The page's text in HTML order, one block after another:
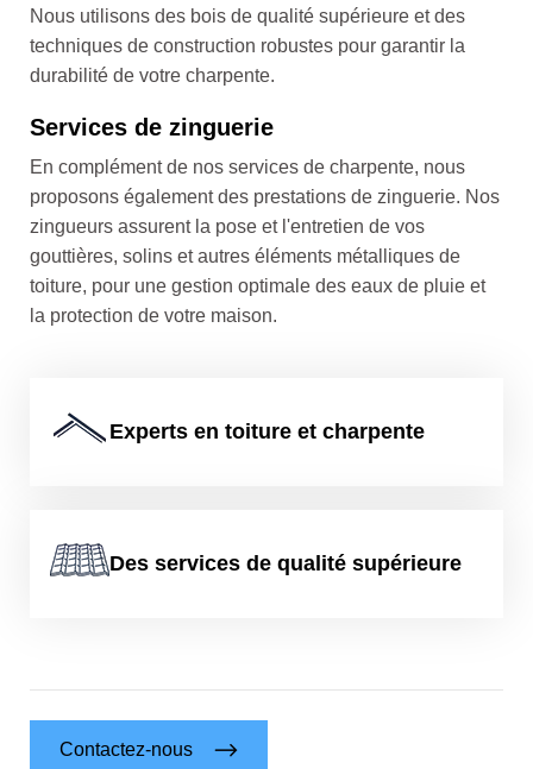
Nous utilisons des bois de qualité supérieure et des
techniques de construction robustes pour garantir la
durabilité de votre charpente.
Services de zinguerie
En complément de nos services de charpente, nous
proposons également des prestations de zinguerie. Nos
zingueurs assurent la pose et l'entretien de vos
gouttières, solins et autres éléments métalliques de
toiture, pour une gestion optimale des eaux de pluie et
la protection de votre maison.
Experts en toiture et charpente
Des services de qualité supérieure
Contactez-nous